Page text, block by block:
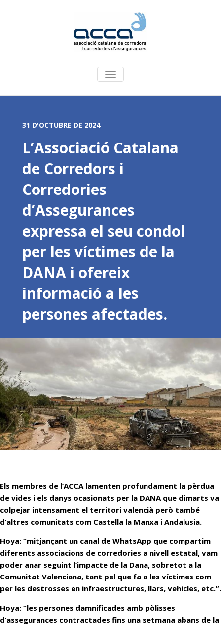
COMMUTA
LA
31 D'OCTUBRE DE 2024
L’Associació Catalana
de Corredors i
Corredories
d’Assegurances
expressa el seu condol
per les víctimes de la
DANA i ofereix
informació a les
persones afectades.
Els membres de l’ACCA lamenten profundament la pèrdua
de vides i els danys ocasionats per la DANA que dimarts va
colpejar intensament el territori valencià però també
d’altres comunitats com Castella la Manxa i Andalusia.
Hoya: “mitjançant un canal de WhatsApp que compartim
diferents associacions de corredories a nivell estatal, vam
poder anar seguint l’impacte de la Dana, sobretot a la
Comunitat Valenciana, tant pel que fa a les víctimes com
per les destrosses en infraestructures, llars, vehicles, etc.”.
Hoya: “les persones damnificades amb pòlisses
d’assegurances contractades fins una setmana abans de la